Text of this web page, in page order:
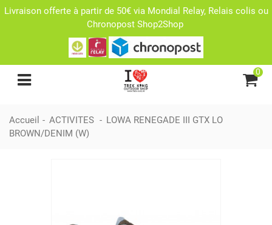
Livraison offerte à partir de 50€ via Mondial Relay, Relais colis ou
Chronopost Shop2Shop
0
Accueil - ACTIVITES - LOWA RENEGADE III GTX LO
BROWN/DENIM (W)